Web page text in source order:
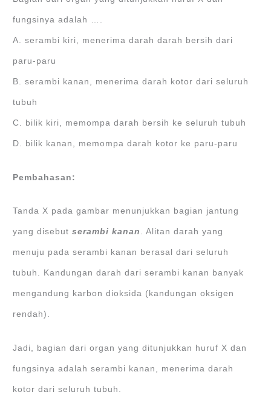
fungsinya adalah ….
A. serambi kiri, menerima darah darah bersih dari
paru-paru
B. serambi kanan, menerima darah kotor dari seluruh
tubuh
C. bilik kiri, memompa darah bersih ke seluruh tubuh
D. bilik kanan, memompa darah kotor ke paru-paru​
Pembahasan:
Tanda X pada gambar menunjukkan bagian jantung
yang disebutserambi kanan . Alitan darah yang
menuju pada serambi kanan berasal dari seluruh
tubuh. Kandungan darah dari serambi kanan banyak
mengandung karbon dioksida (kandungan oksigen
rendah).
Jadi, bagian dari organ yang ditunjukkan huruf X dan
fungsinya adalah serambi kanan, menerima darah
kotor dari seluruh tubuh.